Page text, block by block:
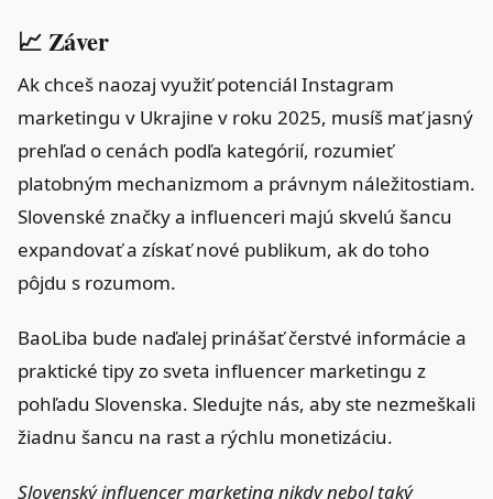
📈 Záver
Ak chceš naozaj využiť potenciál Instagram
marketingu v Ukrajine v roku 2025, musíš mať jasný
prehľad o cenách podľa kategórií, rozumieť
platobným mechanizmom a právnym náležitostiam.
Slovenské značky a influenceri majú skvelú šancu
expandovať a získať nové publikum, ak do toho
pôjdu s rozumom.
BaoLiba bude naďalej prinášať čerstvé informácie a
praktické tipy zo sveta influencer marketingu z
pohľadu Slovenska. Sledujte nás, aby ste nezmeškali
žiadnu šancu na rast a rýchlu monetizáciu.
Slovenský influencer marketing nikdy nebol taký